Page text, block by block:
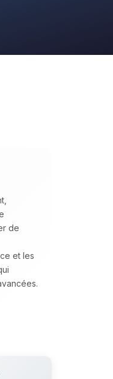
de
et les